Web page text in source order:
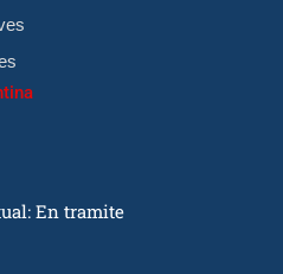
En tramite